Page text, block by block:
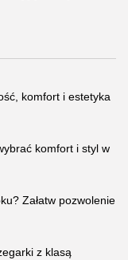
komfort i estetyka
komfort i styl w
Załatw pozwolenie
z klasą